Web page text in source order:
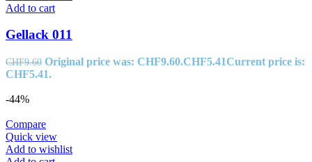
Add to cart
Gellack 011
CHF9.60 Original price was: CHF9.60.CHF5.41Current price is:
CHF5.41.
-44%
Compare
Quick view
Add to wishlist